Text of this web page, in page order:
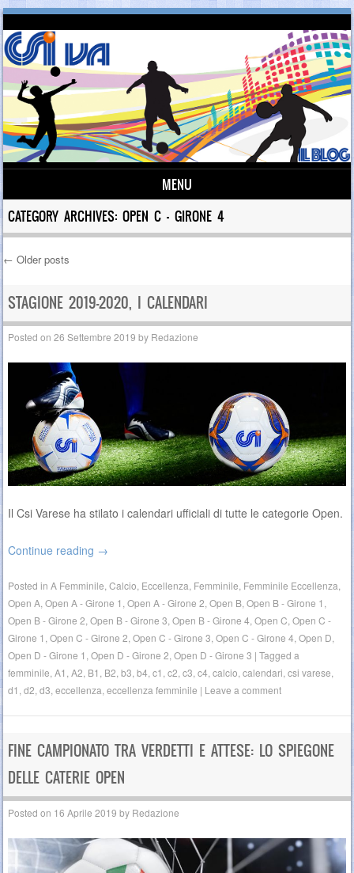
MENU
Skip to content
CATEGORY ARCHIVES:OPEN C – GIRONE 4
Post navigation
← Older posts
STAGIONE 2019-2020, I CALENDARI
Posted on26 Settembre 2019 by Redazione
Il Csi Varese ha stilato i calendari ufficiali di tutte le categorie Open.
Continue reading →
Posted inA Femminile ,Calcio Eccellenza Femminile Femminile Eccellenza
Open A ,Open A - Girone 1 ,Open A - Girone 2 ,Open B ,Open B - Girone 1
Open B - Girone 2 ,Open B - Girone 3 ,Open B - Girone 4 ,Open C ,Open C -
Girone 1 ,Open C - Girone 2 ,Open C - Girone 3 ,Open C - Girone 4 ,Open D
Open D - Girone 1 ,Open D - Girone 2 ,Open D - Girone 3 |Taggeda
femminile ,A1 ,A2 B1 B2 ,b3 ,b4 ,c1 ,c2 ,c3 ,c4 ,calcio ,calendari ,csi varese
d1 ,d2 ,d3 ,eccellenza ,eccellenza femminile | Leave a comment
FINE CAMPIONATO TRA VERDETTI E ATTESE: LO SPIEGONE
DELLE CATERIE OPEN
Posted on 16 Aprile 2019 by Redazione